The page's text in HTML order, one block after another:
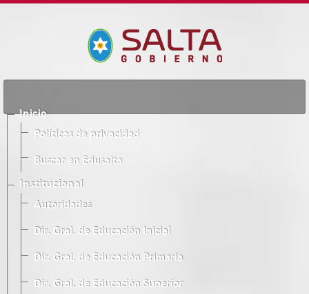
Inicio
Políticas de privacidad
Buscar en Edusalta
Institucional
Autoridades
Dir. Gral. de Educación Inicial
Dir. Gral. de Educación Primaria
Dir. Gral. de Educación Superior